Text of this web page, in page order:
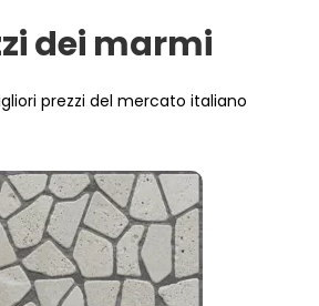
dei marmi
prezzi del mercato italiano